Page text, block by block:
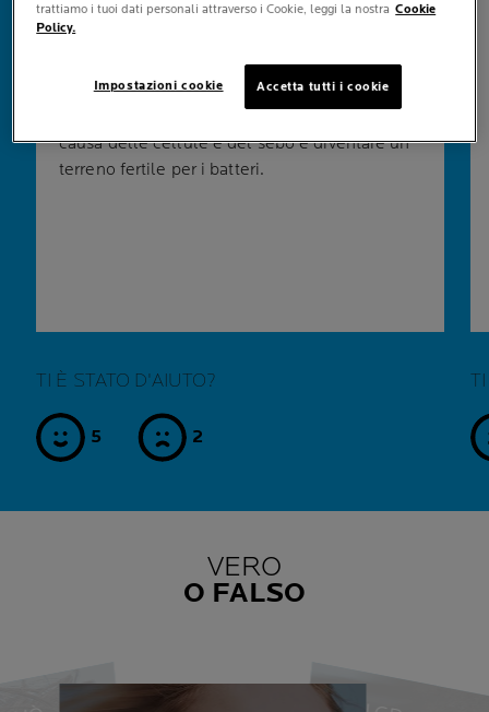
squilibri di ormoni detti "androgeni" inducono
le ghiandole sebacee a produrre sebo in
eccesso. Gli stessi ormoni determinano una
maggiore produzione delle cellule cutanee
causa delle cellule e del sebo e diventare un
terreno fertile per i batteri.
TI È STATO D'AIUTO?
sì 5 no 2
VERO
O FALSO
trattiamo i tuoi dati personali attraverso i Cookie, leggi la nostra Cookie
Policy.
Impostazioni cookie Accetta tutti i cookie